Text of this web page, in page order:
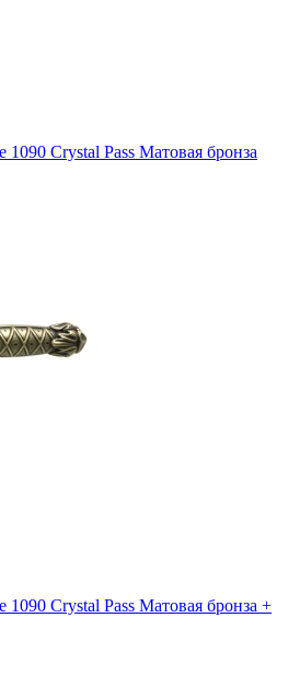
1090 Crystal Pass Матовая бронза
1090 Crystal Pass Матовая бронза +